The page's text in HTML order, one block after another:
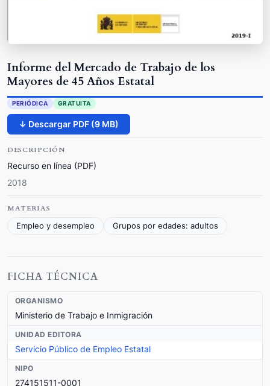
Informe del Mercado de Trabajo de los
Mayores de 45 Años Estatal
PERIÓDICA GRATUITA
↓ Descargar PDF (9 MB)
DESCRIPCIÓN
Recurso en línea (PDF)
2018
MATERIAS
Empleo y desempleo
Grupos por edades: adultos
FICHA TÉCNICA
ORGANISMO
Ministerio de Trabajo e Inmigración
UNIDAD EDITORA
Servicio Público de Empleo Estatal
NIPO
274151511-0001